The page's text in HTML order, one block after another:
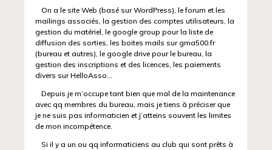
On a le site Web (basé sur WordPress), le forum et les
mailings associés, la gestion des comptes utilisateurs, la
gestion du matériel, le google group pour la liste de
diffusion des sorties, les boites mails sur gma500.fr
(bureau et autres), le google drive pour le bureau, la
gestion des inscriptions et des licences, les paiements
divers sur HelloAsso…
Depuis je m’occupe tant bien que mal de la maintenance
avec qq membres du bureau, mais je tiens à préciser que
je ne suis pas informaticien et j’atteins souvent les limites
de mon incompétence.
Si il y a un ou qq informaticiens au club qui sont prêts à